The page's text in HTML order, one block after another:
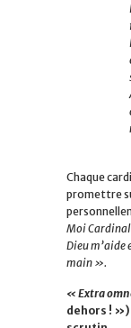
Chaque
promettre
Moi Cardinal
Dieu m’aide
main ».
« Extra
dehors !